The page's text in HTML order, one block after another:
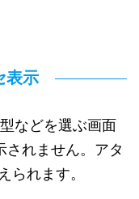
表示
などを選ぶ画面
されません。アタ
られます。